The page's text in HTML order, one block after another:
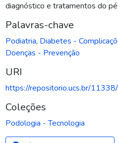
diagnóstico e tratamentos do
Palavras-chave
Podiatria, Diabetes -
Doenças - Prevenção
URI
https://repositorio.ucs.br/
Coleções
Podologia - Tecnologia